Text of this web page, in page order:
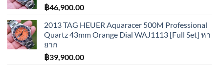
฿46,900.00
2013 TAG HEUER Aquaracer 500M Professional
Quartz 43mm Orange Dial WAJ1113 [Full Set] หา
ยาก
฿39,900.00